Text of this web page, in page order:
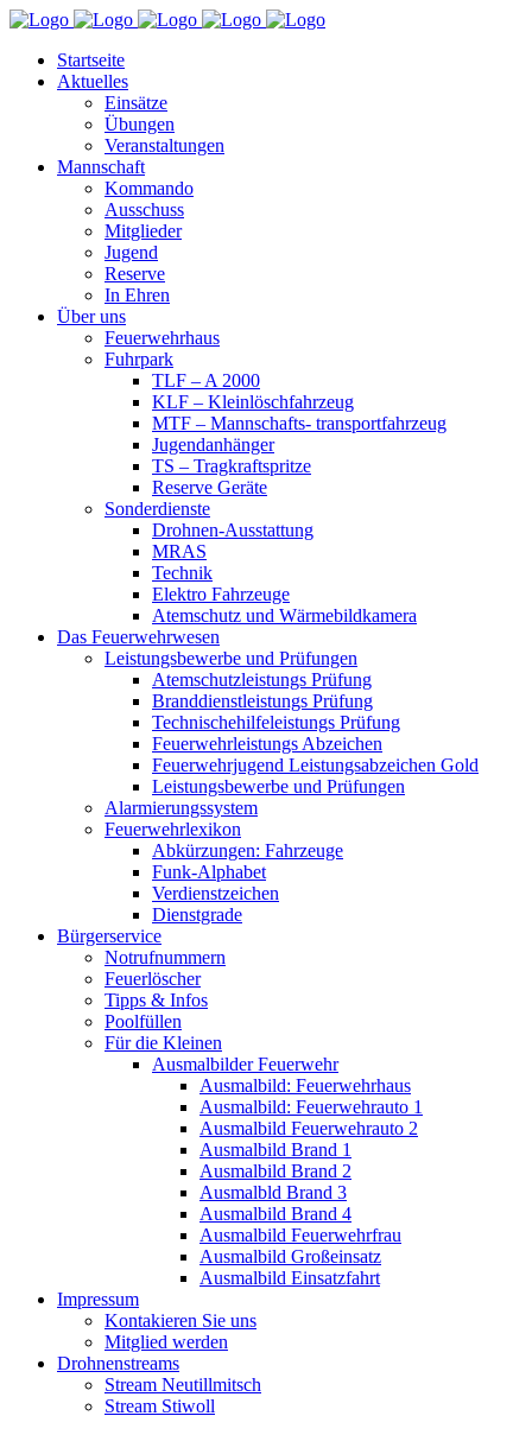
Startseite
Aktuelles
Einsätze
Übungen
Veranstaltungen
Mannschaft
Kommando
Ausschuss
Mitglieder
Jugend
Reserve
In Ehren
Über uns
Feuerwehrhaus
Fuhrpark
TLF – A 2000
KLF – Kleinlöschfahrzeug
MTF – Mannschafts- transportfahrzeug
Jugendanhänger
TS – Tragkraftspritze
Reserve Geräte
Sonderdienste
Drohnen-Ausstattung
MRAS
Technik
Elektro Fahrzeuge
Atemschutz und Wärmebildkamera
Das Feuerwehrwesen
Leistungsbewerbe und Prüfungen
Atemschutzleistungs Prüfung
Branddienstleistungs Prüfung
Technischehilfeleistungs Prüfung
Feuerwehrleistungs Abzeichen
Feuerwehrjugend Leistungsabzeichen Gold
Leistungsbewerbe und Prüfungen
Alarmierungssystem
Feuerwehrlexikon
Abkürzungen: Fahrzeuge
Funk-Alphabet
Verdienstzeichen
Dienstgrade
Bürgerservice
Notrufnummern
Feuerlöscher
Tipps & Infos
Poolfüllen
Für die Kleinen
Ausmalbilder Feuerwehr
Ausmalbild: Feuerwehrhaus
Ausmalbild: Feuerwehrauto 1
Ausmalbild Feuerwehrauto 2
Ausmalbild Brand 1
Ausmalbild Brand 2
Ausmalbld Brand 3
Ausmalbild Brand 4
Ausmalbild Feuerwehrfrau
Ausmalbild Großeinsatz
Ausmalbild Einsatzfahrt
Impressum
Kontakieren Sie uns
Mitglied werden
Drohnenstreams
Stream Neutillmitsch
Stream Stiwoll